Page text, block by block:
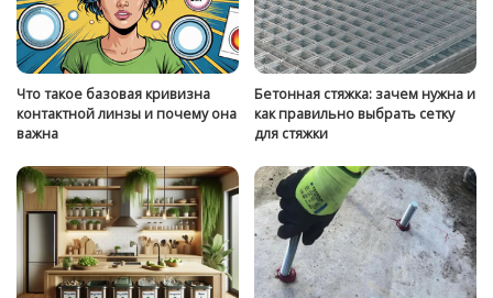
Что такое базовая кривизна
контактной линзы и почему она
важна
Бетонная стяжка: зачем нужна и
как правильно выбрать сетку
для стяжки